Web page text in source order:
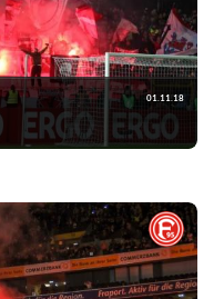
01.11.18